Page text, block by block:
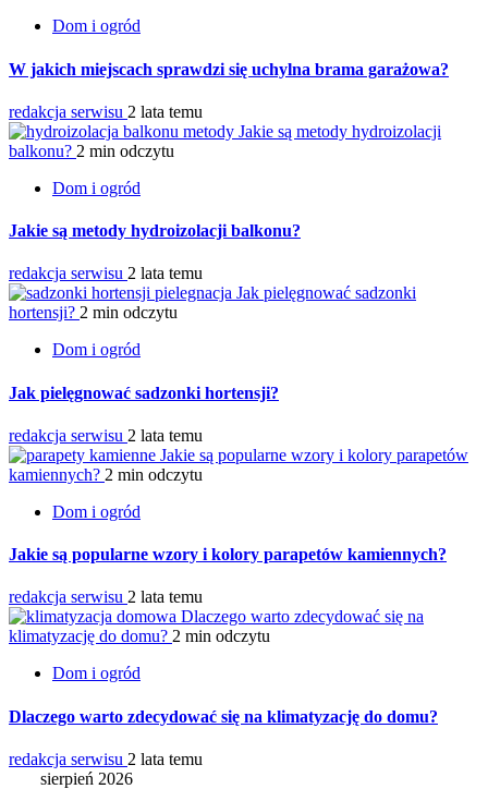
Dom i ogród
W jakich miejscach sprawdzi się uchylna brama garażowa?
redakcja serwisu 2 lata temu
Jakie są metody hydroizolacji
balkonu? 2 min odczytu
Dom i ogród
Jakie są metody hydroizolacji balkonu?
redakcja serwisu 2 lata temu
Jak pielęgnować sadzonki
hortensji? 2 min odczytu
Dom i ogród
Jak pielęgnować sadzonki hortensji?
redakcja serwisu 2 lata temu
Jakie są popularne wzory i kolory parapetów
kamiennych? 2 min odczytu
Dom i ogród
Jakie są popularne wzory i kolory parapetów kamiennych?
redakcja serwisu 2 lata temu
Dlaczego warto zdecydować się na
klimatyzację do domu? 2 min odczytu
Dom i ogród
Dlaczego warto zdecydować się na klimatyzację do domu?
redakcja serwisu 2 lata temu
sierpień 2026